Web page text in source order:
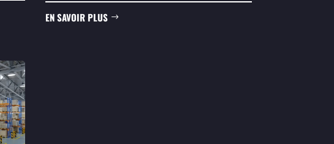
EN SAVOIR PLUS